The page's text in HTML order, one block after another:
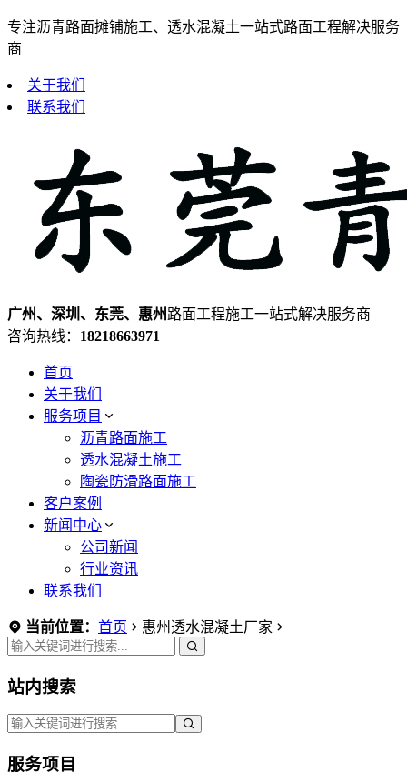
专注沥青路面摊铺施工、透水混凝土一站式路面工程解决服务
商
关于我们
联系我们
广州、深圳、东莞、惠州路面工程施工一站式解决服务商
咨询热线： 18218663971
首页
关于我们
服务项目
沥青路面施工
透水混凝土施工
陶瓷防滑路面施工
客户案例
新闻中心
公司新闻
行业资讯
联系我们
当前位置： 首页 惠州透水混凝土厂家
站内搜索
服务项目